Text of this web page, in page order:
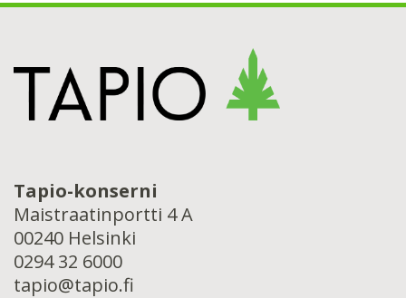
Tapio-konserni
Maistraatinportti 4 A
00240 Helsinki
0294 32 6000
tapio@tapio.fi